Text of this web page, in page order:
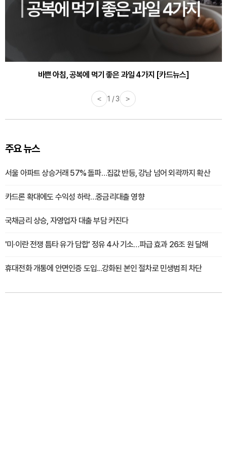
바쁜 아침, 공복에 먹기 좋은 과일 4가지 [카드뉴스]
30대부터 유병률 2배...여자에게 꼭 필요한 검사는? [카드뉴스]
< 1 / 3 >
주요 뉴스
서울 아파트 상승거래 57% 돌파…집값 반등, 강남 넘어 외곽까지 확산
카드론 확대에도 수익성 하락…중금리대출 영향
국채금리 상승, 자영업자 대출 부담 커진다
'미·이란 전쟁 틈타 유가 담합' 정유 4사 기소…파급 효과 26조 원 달해
휴대전화 개통에 안면인증 도입...강화된 본인 절차로 민생범죄 차단